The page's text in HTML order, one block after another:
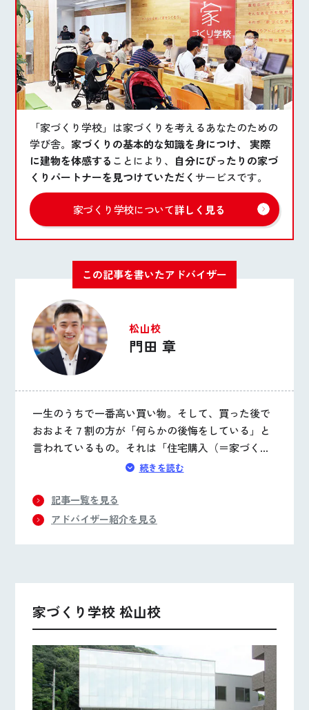
「家づくり学校」は家づくりを考えるあなたのための
学び舎。 家づくりの基本的な知識を身につけ、 実際
に建物を体感する ことにより、 自分にぴったりの家づ
くりパートナーを見つけていただく サービスです。
家づくり学校について詳しく見る
この記事を書いたアドバイザー
松山校
門田 章
一生のうちで一番高い買い物。そして、買った後で
おおよそ７割の方が「何らかの後悔をしている」と
言われているもの。それは「住宅購入（＝家づく
り）」です。「そもそも、今の年収で家を建てられ
は、どんな家を建てればよいのか？」など、どんな
ことでもお気軽にご相談ください。全力でお答えい
続きを読む
記事一覧を見る
アドバイザー紹介を見る
家づくり学校 松山校